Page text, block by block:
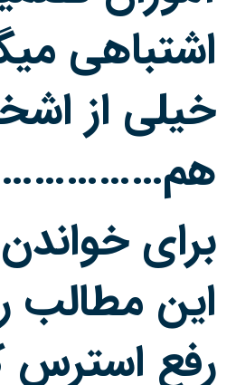
اشتباهی
خیلی از
برای
این مطالب
رفع استرس